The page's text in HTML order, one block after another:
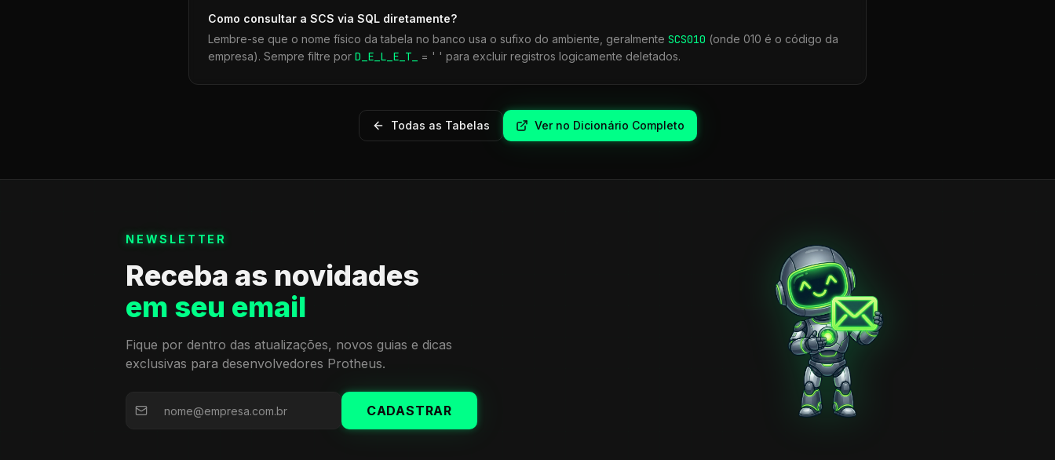
Como consultar a SCS via SQL diretamente?
Lembre-se que o nome físico da tabela no banco usa o sufixo do ambiente, geralmente SCS010 (onde 010 é o código da
empresa). Sempre filtre por D_E_L_E_T_ = ' ' para excluir registros logicamente deletados.
Todas as Tabelas Ver no Dicionário Completo
NEWSLETTER
Receba as novidades
em seu email
Fique por dentro das atualizações, novos guias e dicas
exclusivas para desenvolvedores Protheus.
CADASTRAR